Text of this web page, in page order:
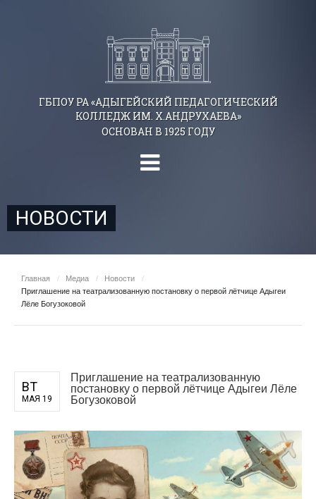
ГБПОУ РА «АДЫГЕЙСКИЙ ПЕДАГОГИЧЕСКИЙ
КОЛЛЕДЖ ИМ. Х.АНДРУХАЕВА»
ОСНОВАН В 1925 ГОДУ
НОВОСТИ
Главная / Медиа / Новости
/
Приглашение на театрализованную постановку о первой лётчице Адыгеи
Лёле Богузоковой
ВТ
МАЯ 19
Приглашение на театрализованную
постановку о первой лётчице Адыгеи Лёле
Богузоковой